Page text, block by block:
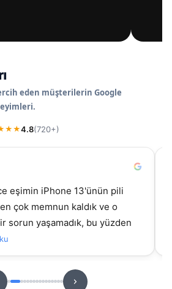
eden müşterilerin Google
★ ★4.8(720+)
eşimin iPhone 13'ünün pili
çok memnun kaldık ve o
sorun yaşamadık, bu yüzden